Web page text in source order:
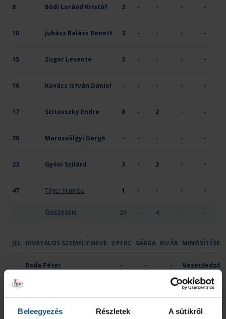
Beleegyezés Részletek A sütikről
8 Bódi Loránd Kristóf 3 - - - -
10 Juhász Balázs Benett 3 - - - -
15 Zugor Levente 3 - - - -
16 Kovács István Dániel - - - - -
17 Scitovszky Endre 8 - 2 - -
20 Marosvölgyi Gergő - - - - -
23 Gyóni Szilárd 3 - 2 - -
47 Tilger Nimród 1 - - - -
ÖSSZESEN 21 - 4 - -
JEL HIVATALOS SZEMÉLY NEVE 2 PERC SÁRGA KIZÁR MINŐSÍTÉSE
Boda Péter - - - Vezetőedző
Edző